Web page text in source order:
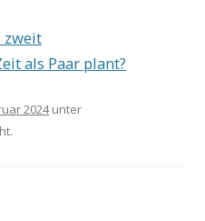
zweit
als Paar plant?
2024unter